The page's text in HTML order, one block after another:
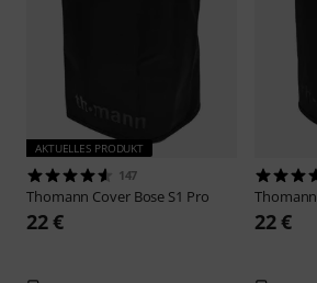
AKTUELLES PRODUKT
147
Thomann Cover Bose S1 Pro
22 €
Thomann
22 €